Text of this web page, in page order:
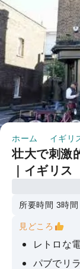
ホーム イギリ
壮大で刺激
｜イギリス
所要時間 3時間
見どころ
レトロな
パブでリ